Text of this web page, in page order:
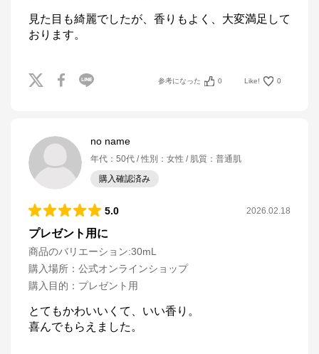
見た目も綺麗でしたが、香りもよく、大変満足して
おります。
参考になった 0 Like! 0
no name
年代 ： 50代 性別 ： 女性 肌質 ： 普通肌
購入確認済み
5.0 2026.02.18
プレゼント用に
商品のバリエーション:30mL
購入場所 ： 公式オンラインショップ
購入目的 ： プレゼント用
とてもかわいいくて、いい香り。
喜んでもらえました。